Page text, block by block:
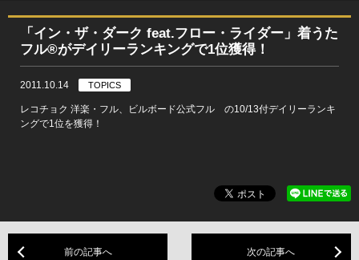
「イン・ザ・ダーク feat.フロー・ライダー」着うた
フル®がデイリーランキングで1位獲得！
2011.10.14 TOPICS
レコチョク 洋楽・フル、ビルボード公式フル の10/13付デイリーランキ
ングで1位を獲得！
前の記事へ 次の記事へ